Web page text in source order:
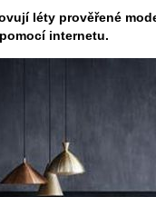
léty prověřené
internetu.